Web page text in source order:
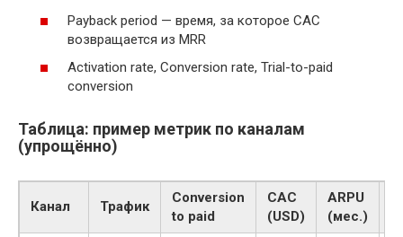
Payback period — время, за которое CAC
возвращается из MRR
Activation rate, Conversion rate, Trial-to-paid
conversion
Таблица: пример метрик по каналам
(упрощённо)
Канал Трафик
Conversion
to paid
CAC
(USD)
ARPU
(мес.)